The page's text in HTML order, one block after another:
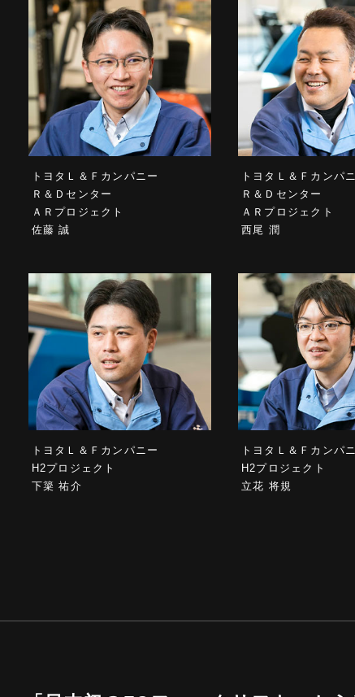
トヨタＬ＆Ｆカンパニー
Ｒ＆Ｄセンター
ＡＲプロジェクト
佐藤 誠
トヨタＬ＆Ｆカンパ
Ｒ＆Ｄセンター
ＡＲプロジェクト
西尾 潤
トヨタＬ＆Ｆカンパニー
H2プロジェクト
下簗 祐介
トヨタＬ＆Ｆカンパ
H2プロジェクト
立花 将規